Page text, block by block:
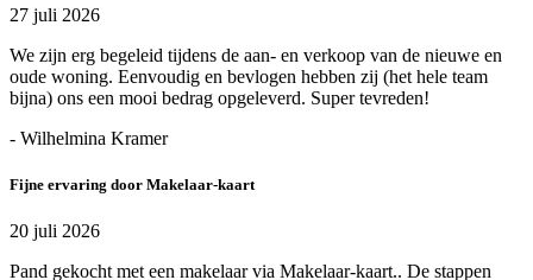
27 juli 2026
We zijn erg begeleid tijdens de aan- en verkoop van de nieuwe en
oude woning. Eenvoudig en bevlogen hebben zij (het hele team
bijna) ons een mooi bedrag opgeleverd. Super tevreden!
- Wilhelmina Kramer
Fijne ervaring door Makelaar-kaart
20 juli 2026
Pand gekocht met een makelaar via Makelaar-kaart.. De stappen